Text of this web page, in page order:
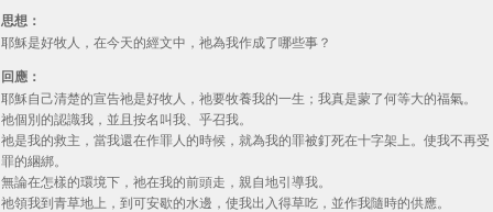
思想：
耶穌是好牧人，在今天的經文中，祂為我作成了哪些事？
回應：
耶穌自己清楚的宣告祂是好牧人，祂要牧養我的一生；我真是蒙了何等大的福氣。
祂個別的認識我，並且按名叫我、乎召我。
祂是我的救主，當我還在作罪人的時候，就為我的罪被釘死在十字架上。使我不再受
罪的綑綁。
無論在怎樣的環境下，祂在我的前頭走，親自地引導我。
祂領我到青草地上，到可安歇的水邊，使我出入得草吃，並作我隨時的供應。